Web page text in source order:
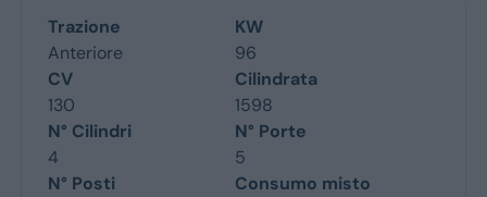
Trazione
Anteriore
KW
96
CV
130
Cilindrata
1598
N° Cilindri
4
N° Porte
5
N° Posti
Consumo misto